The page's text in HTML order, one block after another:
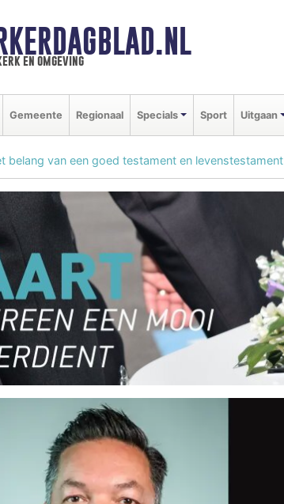
en omgeving
Gemeente Regionaal Specials Sport Uitgaan
belang van een goed testament en levenstestament